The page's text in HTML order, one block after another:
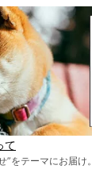
て
をテーマにお届け。